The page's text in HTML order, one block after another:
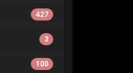
427
3
100